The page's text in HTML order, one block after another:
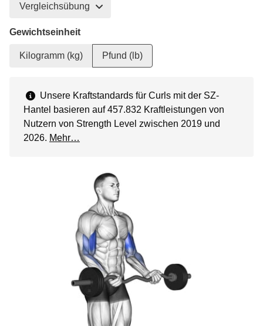
Vergleichsübung
Gewichtseinheit
Kilogramm (kg) Pfund (lb)
Unsere Kraftstandards für Curls mit der SZ-
Hantel basieren auf 457.832 Kraftleistungen von
Nutzern von Strength Level zwischen 2019 und
2026. Mehr…